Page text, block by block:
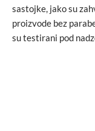
sastojke, jako su
proizvode bez
su testirani pod